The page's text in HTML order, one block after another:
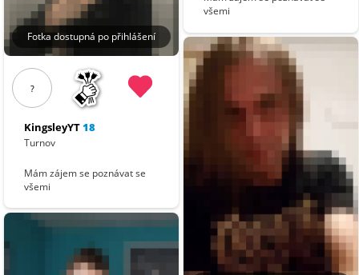
Fotka dostupná po přihlášení
?
KingsleyYT18
Turnov
Mám zájem se poznávat se
všemi
všemi